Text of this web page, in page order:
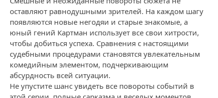
оставляют равнодушными зрителей. На каждом шагу
появляются новые негодяи и старые знакомые, а
юный гений Картман использует все свои хитрости,
чтобы добиться успеха. Сравнения с настоящими
судебными процедурами становятся увлекательным
комедийным элементом, подчеркивающим
абсурдность всей ситуации.
Не упустите шанс увидеть все повороты событий в